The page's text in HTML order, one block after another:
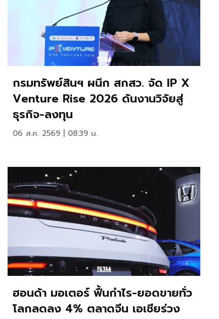
กรมทรัพย์สินฯ ผนึก สกสว. จัด IP X
Venture Rise 2026 ดันงานวิจัยสู่
ธุรกิจ-ลงทุน
06 ส.ค. 2569 | 08:39 น.
ฮอนด้า มอเตอร์ ฟื้นกำไร-ยอดขายทั่ว
โลกลดลง 4% ตลาดจีน เอเชียร่วง